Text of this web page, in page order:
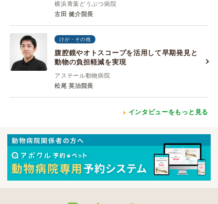
横浜青葉どうぶつ病院
古田 健介院長
けが・その他
腹腔鏡やオトスコープを活用して早期発見と
動物の負担軽減を実現
アステール動物病院
松尾 英治院長
インタビューをもっと見る